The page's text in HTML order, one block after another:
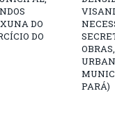
DO
DO
PARÁ)